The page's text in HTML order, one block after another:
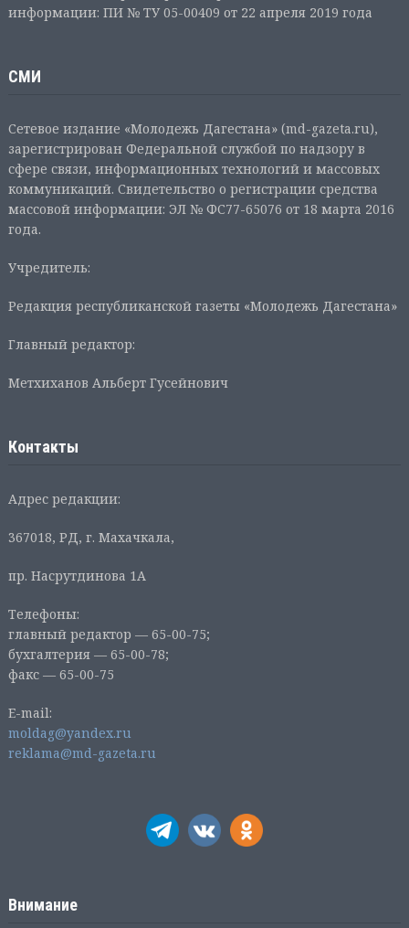
информации: ПИ № ТУ 05-00409 от 22 апреля 2019 года
СМИ
Сетевое издание «Молодежь Дагестана» (md-gazeta.ru),
зарегистрирован Федеральной службой по надзору в
сфере связи, информационных технологий и массовых
коммуникаций. Свидетельство о регистрации средства
массовой информации: ЭЛ № ФС77-65076 от 18 марта 2016
года.
Учредитель:
Редакция республиканской газеты «Молодежь Дагестана»
Главный редактор:
Метхиханов Альберт Гусейнович
Контакты
Адрес редакции:
367018, РД, г. Махачкала,
пр. Насрутдинова 1А
Телефоны:
главный редактор — 65-00-75;
бухгалтерия — 65-00-78;
факс — 65-00-75
E-mail:
moldag@yandex.ru
reklama@md-gazeta.ru
Внимание